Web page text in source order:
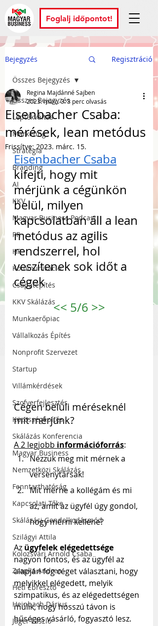
Foglalj időpontot!
Bejegyzés Regisztráció
Összes Bejegyzés
Léptékváltás
Marketing
Stratégia
Branding
AI
KKV
Magyar Business Podcast
PR
HR
Kommunikáció
Csapatépítés
KKV Skálázás
Munkaerőpiac
Vállalkozás Építés
Nonprofit Szervezet
Startup
Villámkérdések
Szofverfejlesztés
Közösségépítés
Skálázás Konferencia
Magyar Business
Nemzetközi Skálázás
Fenntarthatóság
Kapcsolati Tőke
Skálázási Gondolkodásmód
Szilágyi Attila
Kolozsvári Arnold Csaba
Zsapka Andrea
Heti Ébresztő
Heinbach Dárius
Jáger László
Összes Bejegyzés
Eisenbacher Csaba:
mérések, lean metódus
Regina Majdánné Sajben
2023. márc. 3.3 perc olvasás
Frissítve: 2023. márc. 15.
Eisenbacher Csaba
kifejti, hogy mit
mérjünk a cégünkön
belül, milyen
kapcsolatban áll a lean
metódus az agilis
rendszerrel, hol
veszítenek sok időt a
cégek
<< 5/6 >>
Cégen belüli méréseknél
mit mérjünk?
A 2 legjobb információforrás:
Nézzük meg mit mérnek a
versenytársak!
Mit mérne a kollégám és mi
az, amit az ügyfél úgy gondol,
hogy mérni kellene?
Az ügyfelek elégedettsége
nagyon fontos, és az ügyfél az
alapján fog céget választani, hogy
melyikkel elégedett, melyik
szimpatikus, és az elégedettségen
múlik, hogy hosszú távon is
hűséges vásárló, fogyasztó lesz.